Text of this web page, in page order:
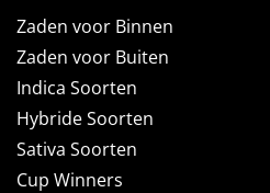
Zaden voor Binnen
Zaden voor Buiten
Indica Soorten
Hybride Soorten
Sativa Soorten
Cup Winners